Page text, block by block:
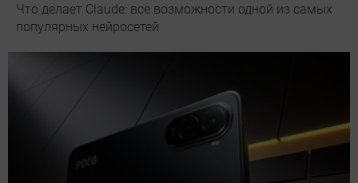
Что делает Сlaude: все возможности одной из самых
популярных нейросетей